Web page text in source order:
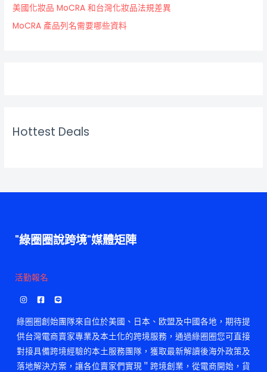
美國化妝品 MoCRA 和台灣化妝品法規差異
MoCRA 產品列名需要哪些資料
Hottest Deals
"綠圈圈說跨境"媒體矩陣
活勤報名
綠圈圈創始團隊來自位於美國、日本、欧盟及中國各地，期待提
供台灣電商賣家專業及本土化的跨境服務，通過綠圈圈您可直接
對接具備跨境經驗的本土服務團隊，獲取最新解讀後海外政策及
落地解決方案，讓各位賣家們實現＂跨境創業，從電商開始，貨